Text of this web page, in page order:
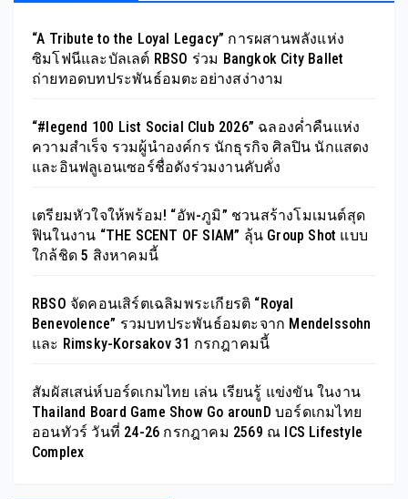
“A Tribute to the Loyal Legacy” การผสานพลังแห่ง
ซิมโฟนีและบัลเลต์ RBSO ร่วม Bangkok City Ballet
ถ่ายทอดบทประพันธ์อมตะอย่างสง่างาม
“#legend 100 List Social Club 2026” ฉลองค่ำคืนแห่ง
ความสำเร็จ รวมผู้นำองค์กร นักธุรกิจ ศิลปิน นักแสดง
และอินฟลูเอนเซอร์ชื่อดังร่วมงานคับคั่ง
เตรียมหัวใจให้พร้อม! “อัพ-ภูมิ” ชวนสร้างโมเมนต์สุด
ฟินในงาน “THE SCENT OF SIAM” ลุ้น Group Shot แบบ
ใกล้ชิด 5 สิงหาคมนี้
RBSO จัดคอนเสิร์ตเฉลิมพระเกียรติ “Royal
Benevolence” รวมบทประพันธ์อมตะจาก Mendelssohn
และ Rimsky-Korsakov 31 กรกฎาคมนี้
สัมผัสเสน่ห์บอร์ดเกมไทย เล่น เรียนรู้ แข่งขัน ในงาน
Thailand Board Game Show Go arounD บอร์ดเกมไทย
ออนทัวร์ วันที่ 24-26 กรกฎาคม 2569 ณ ICS Lifestyle
Complex